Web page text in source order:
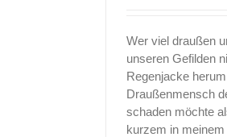
Wer viel draußen
unseren Gefilden
Regenjacke
Draußenmensch
schaden möchte
kurzem in